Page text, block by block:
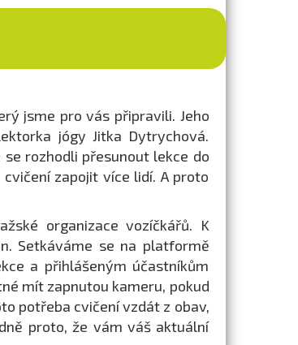
jsme pro vás připravili. Jeho
jógy Jitka Dytrychová.
rozhodli přesunout lekce do
zapojit více lidí. A proto
organizace vozíčkářů. K
Setkáváme se na platformě
a přihlášeným účastníkům
mít zapnutou kameru, pokud
potřeba cvičení vzdát z obav,
proto, že vám váš aktuální